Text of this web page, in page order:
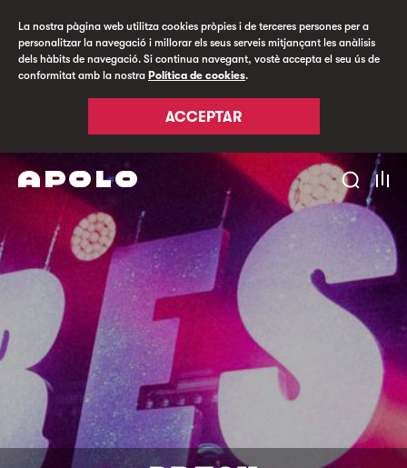
La nostra pàgina web utilitza cookies pròpies i de terceres persones per a
personalitzar la navegació i millorar els seus serveis mitjançant les anàlisis
dels hàbits de navegació. Si continua navegant, vostè accepta el seu ús de
conformitat amb la nostra Política de cookies.
ACCEPTAR